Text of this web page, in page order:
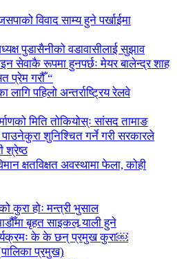
विवाद साम्य हुने पर्खाईमा
पुडासैनीको वडावासीलाई सुझाव
सेवाकै रूपमा हुनपर्छः मेयर बालेन्द्र शाह
प्रेम गरौँ “
पहिलो अन्तर्राष्ट्रिय रेलवे
मिति तोकियोस्ः सांसद तामाङ
शुनिश्चित गर्ने गरी सरकारले
श्रेष्ठ
क्षतविक्षत अवस्थामा फेला, कोही
कुरा होः मन्त्री भुसाल
बृहत साइकल र्‍याली हुने
के के छन् प्रमुख कुरा￼
प्रमुख)